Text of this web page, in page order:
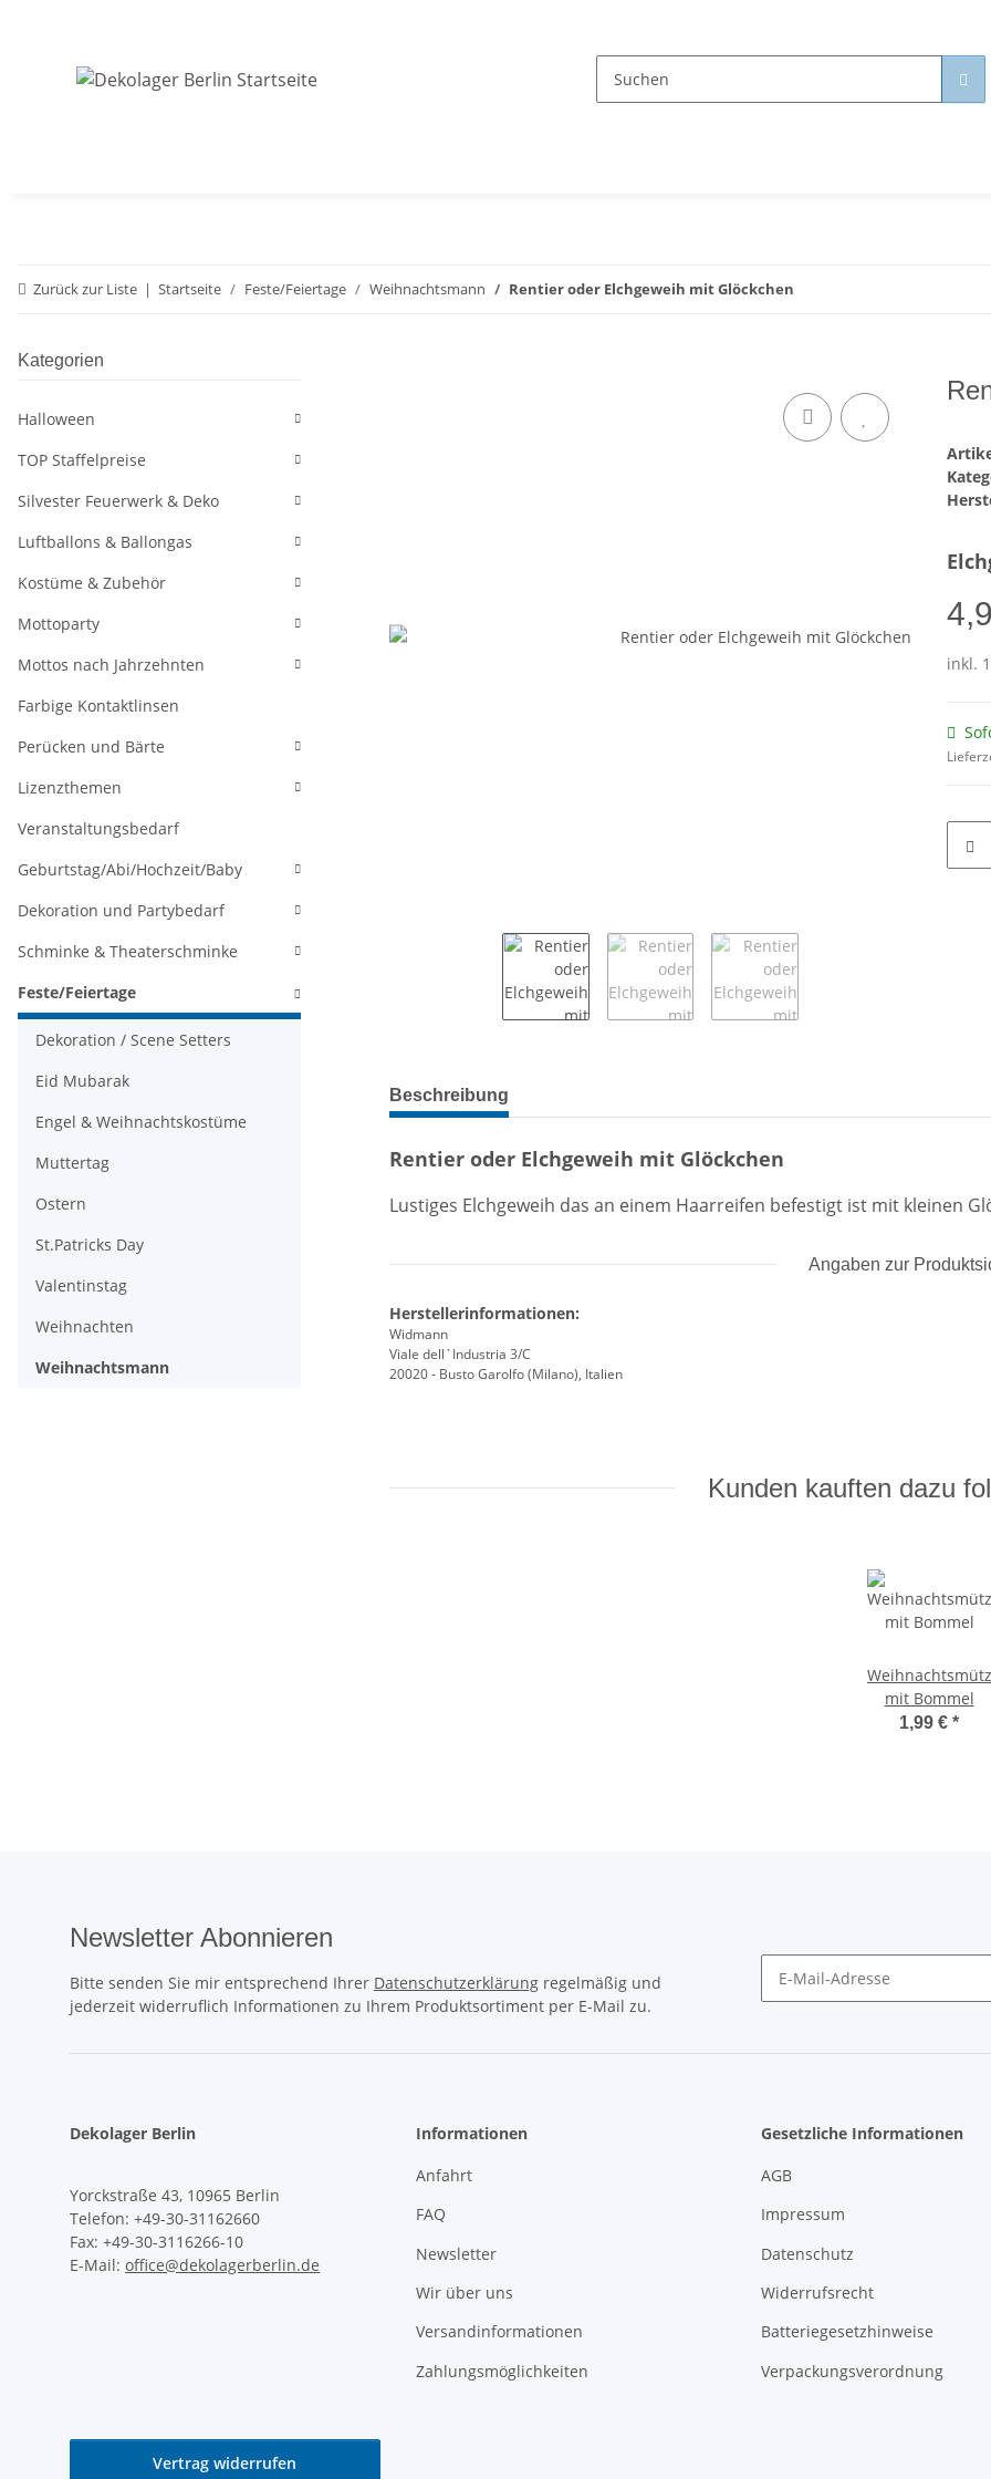
Zurück zur Liste Startseite Feste/Feiertage Weihnachtsmann Rentier oder Elchgeweih mit Glöckchen
inkl.
weitere Registerkarten anzeigen
Beschreibung
Rentier oder Elchgeweih mit Glöckchen
Lustiges Elchgeweih das an einem Haarreifen befestigt ist mit kleinen
Angaben zur
Herstellerinformationen:
Widmann
Viale dell`Industria 3/C
20020 - Busto Garolfo (Milano), Italien
Kunden kauften dazu
Weihnachtsmütze
mit Bommel
1,99 € *
Kategorien
Halloween
TOP Staffelpreise
Silvester Feuerwerk & Deko
Luftballons & Ballongas
Kostüme & Zubehör
Mottoparty
Mottos nach Jahrzehnten
Farbige Kontaktlinsen
Perücken und Bärte
Lizenzthemen
Veranstaltungsbedarf
Geburtstag/Abi/Hochzeit/Baby
Dekoration und Partybedarf
Schminke & Theaterschminke
Feste/Feiertage
Dekoration / Scene Setters
Eid Mubarak
Engel & Weihnachtskostüme
Muttertag
Ostern
St.Patricks Day
Valentinstag
Weihnachten
Weihnachtsmann
Newsletter Abonnieren
Bitte senden Sie mir entsprechend Ihrer Datenschutzerklärung regelmäßig und
jederzeit widerruflich Informationen zu Ihrem Produktsortiment per E-Mail zu.
Dekolager Berlin
Yorckstraße 43, 10965 Berlin
Telefon: +49-30-31162660
Fax: +49-30-3116266-10
E-Mail: office@dekolagerberlin.de
Informationen
Anfahrt
FAQ
Newsletter
Wir über uns
Versandinformationen
Zahlungsmöglichkeiten
Gesetzliche Informationen
AGB
Impressum
Datenschutz
Widerrufsrecht
Batteriegesetzhinweise
Verpackungsverordnung
Vertrag widerrufen